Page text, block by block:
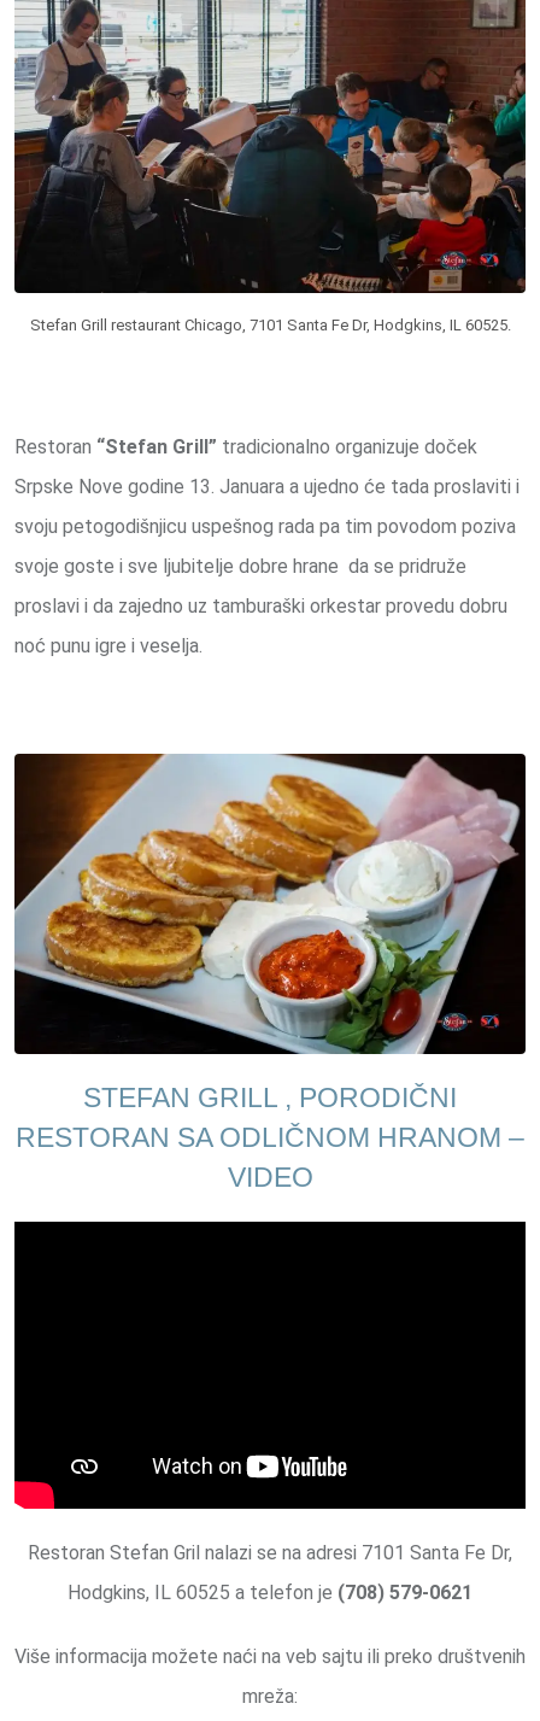
Stefan Grill restaurant Chicago, 7101 Santa Fe Dr, Hodgkins, IL 60525.
Restoran “Stefan Grill” tradicionalno organizuje doček
Srpske Nove godine 13. Januara a ujedno će tada proslaviti i
svoju petogodišnjicu uspešnog rada pa tim povodom poziva
svoje goste i sve ljubitelje dobre hrane da se pridruže
proslavi i da zajedno uz tamburaški orkestar provedu dobru
noć punu igre i veselja.
STEFAN GRILL , PORODIČNI
RESTORAN SA ODLIČNOM HRANOM –
VIDEO
Restoran Stefan Gril nalazi se na adresi 7101 Santa Fe Dr,
Hodgkins, IL 60525 a telefon je (708) 579-0621
Više informacija možete naći na veb sajtu ili preko društvenih
mreža: